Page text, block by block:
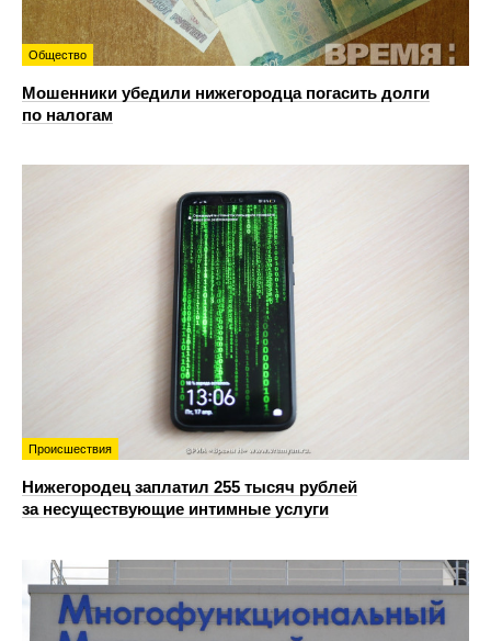
Общество
Мошенники убедили нижегородца погасить долги
по налогам
Происшествия
Нижегородец заплатил 255 тысяч рублей
за несуществующие интимные услуги